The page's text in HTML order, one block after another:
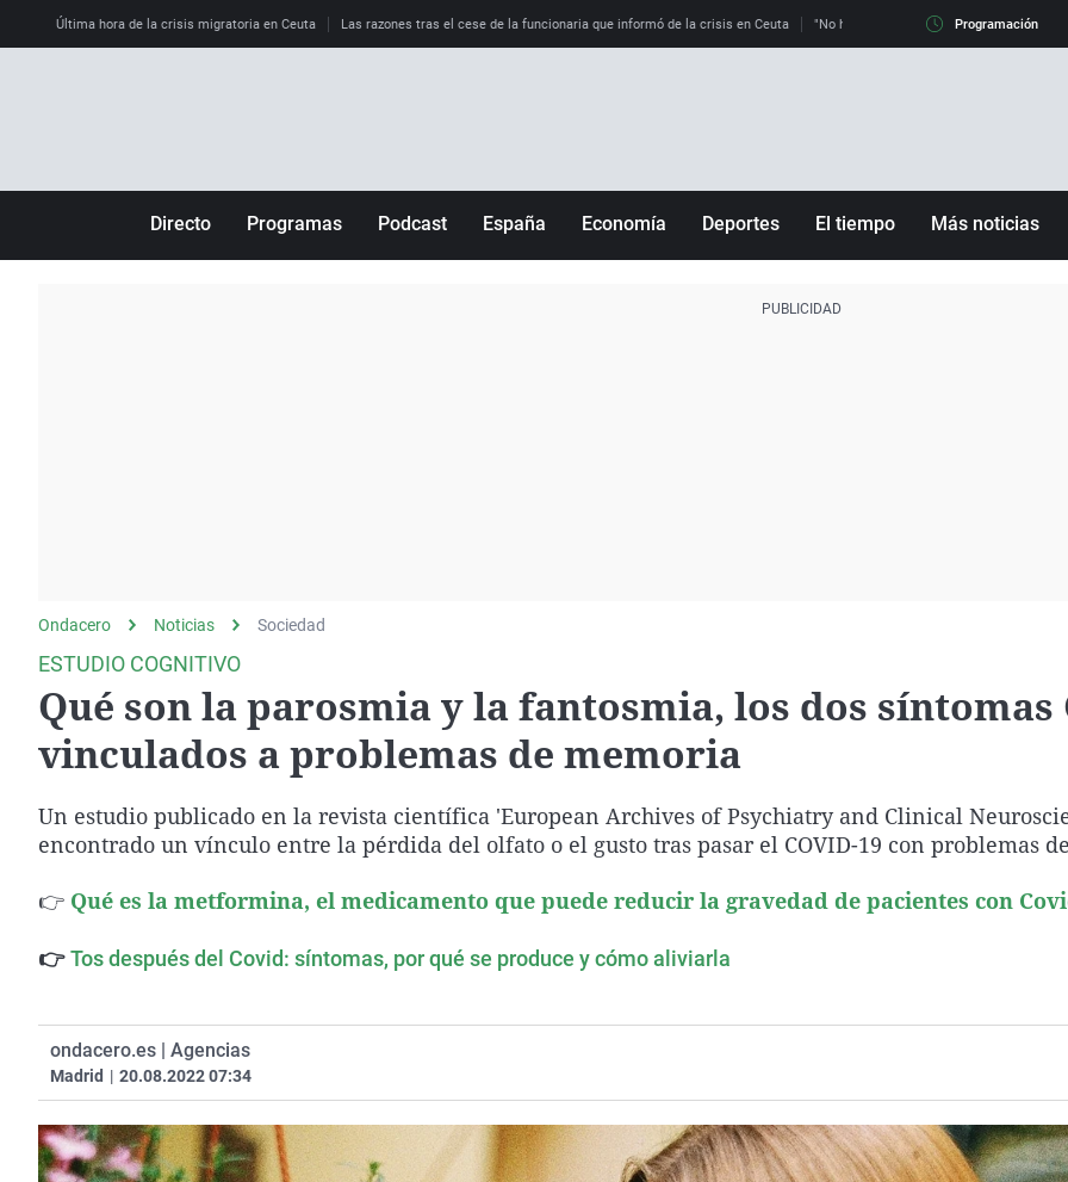
Última hora de la crisis migratoria en Ceuta Las razones tras el cese de la funcionaria que informó de la crisis en Ceuta "No hay mafias, que no nos engañen":
Programación
Directo Programas
Como el perro y el
Podcast
Equipo de investigación
España
País Vasco
Economía Deportes El tiempo Más noticias
Ondacero Noticias Sociedad
ESTUDIO COGNITIVO
Qué son la parosmia y la fantosmia, los dos síntomas
vinculados a problemas de memoria
Un estudio publicado en la revista científica 'European Archives of Psychiatry and Clinical
encontrado un vínculo entre la pérdida del olfato o el gusto tras pasar el COVID-19 con problemas
👉 Qué es la metformina, el medicamento que puede reducir la gravedad de pacientes con
👉Tos después del Covid: síntomas, por qué se produce y cómo aliviarla
ondacero.es | Agencias
Madrid | 20.08.2022 07:34